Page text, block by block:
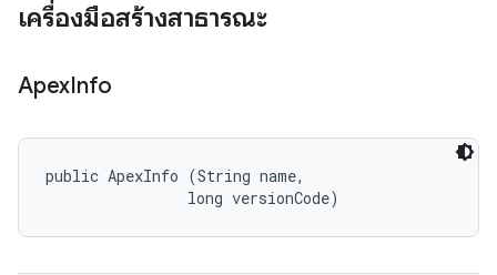
เครื่องมือสร้างสาธารณะ
ApexInfo
public ApexInfo (String name,
                long versionCode)